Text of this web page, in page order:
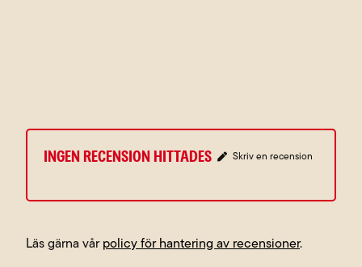
Ingen recension hittades Skriv en recension
Läs gärna vår policy för hantering av recensioner.